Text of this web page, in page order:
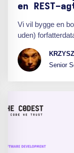
en REST-
Vi vil bygge en
uden)
Senior